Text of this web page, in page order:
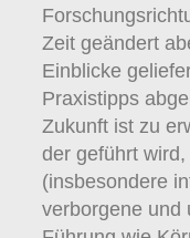
Zeit geändert
Einblicke
Praxistipps
Zukunft ist zu
der geführt
(insbesondere
verborgene und